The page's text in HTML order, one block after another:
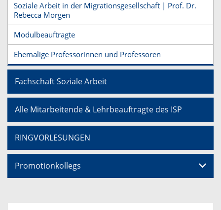
Soziale Arbeit in der Migrationsgesellschaft | Prof. Dr.
Rebecca Mörgen
Modulbeauftragte
Ehemalige Professorinnen und Professoren
Fachschaft Soziale Arbeit
Alle Mitarbeitende & Lehrbeauftragte des ISP
RINGVORLESUNGEN
Promotionkollegs